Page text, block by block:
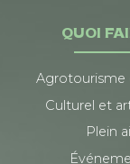
QUOI
Agrotourisme
Culturel et
Plein